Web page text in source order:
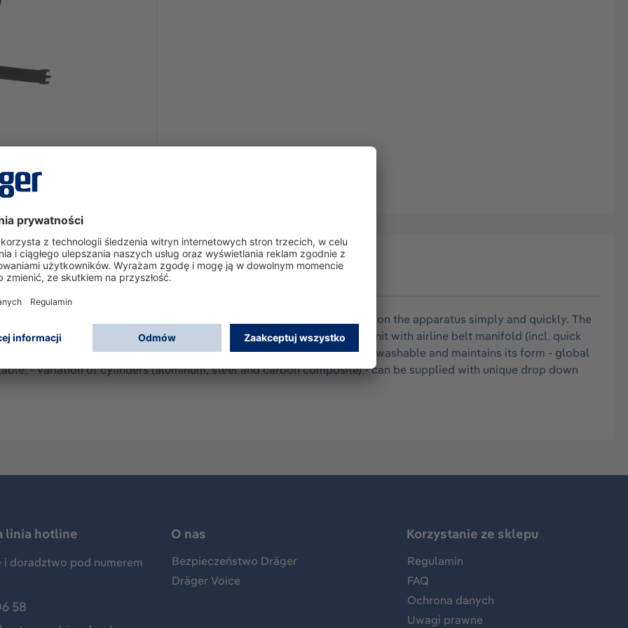
design, which retains its form, making it easy for the wearer to don the apparatus simply and quickly. The
accurate monitoring of the cylinder contents. Short duration entry unit with airline belt manifold (incl. quick
- harness antistatic and inert to chemicals and oil - harness machine washable and maintains its form - global
- variation of cylinders (aluminum, steel and carbon composite) - can be supplied with unique drop down
linia hotline
i doradztwo pod numerem
58
O nas
Bezpieczeństwo Dräger
Dräger Voice
Korzystanie ze sklepu
Regulamin
FAQ
Ochrona danych
Uwagi prawne